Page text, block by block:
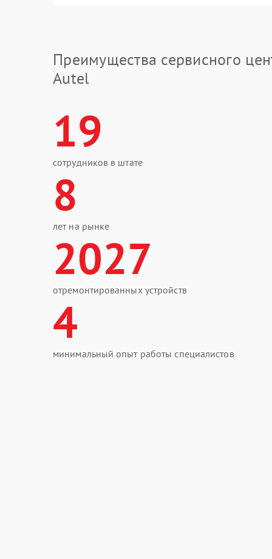
Преимущества сервисного
Autel
19
сотрудников в штате
8
лет на рынке
2027
отремонтированных устройств
4
минимальный опыт работы специалистов